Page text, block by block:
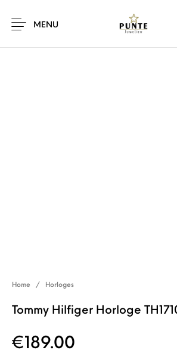
MENU
Home / Horloges
Tommy Hilfiger Horloge
€ 189.00